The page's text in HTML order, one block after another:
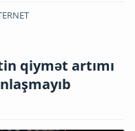
qiymət artımı